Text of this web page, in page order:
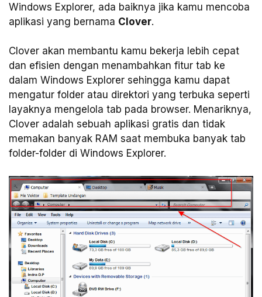
Windows Explorer, ada baiknya jika kamu mencoba
aplikasi yang bernama Clover.
Clover akan membantu kamu bekerja lebih cepat
dan efisien dengan menambahkan fitur tab ke
dalam Windows Explorer sehingga kamu dapat
mengatur folder atau direktori yang terbuka seperti
layaknya mengelola tab pada browser. Menariknya,
Clover adalah sebuah aplikasi gratis dan tidak
memakan banyak RAM saat membuka banyak tab
folder-folder di Windows Explorer.